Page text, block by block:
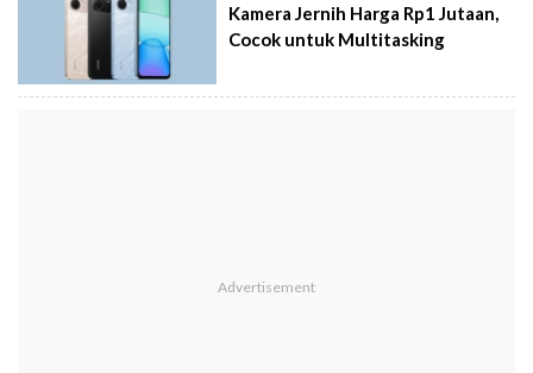
Kamera Jernih Harga Rp1 Jutaan,
Cocok untuk Multitasking